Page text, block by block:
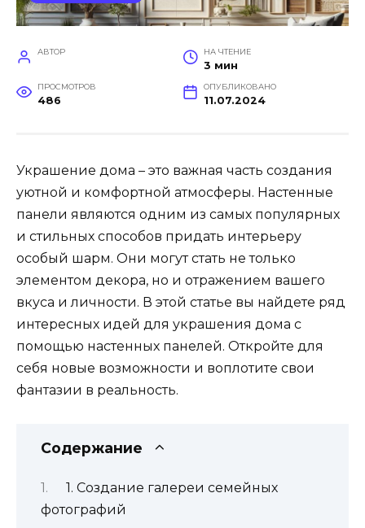
АВТОР НА ЧТЕНИЕ
3 мин
ПРОСМОТРОВ
486
ОПУБЛИКОВАНО
11.07.2024
Украшение дома – это важная часть создания
уютной и комфортной атмосферы. Настенные
панели являются одним из самых популярных
и стильных способов придать интерьеру
особый шарм. Они могут стать не только
элементом декора, но и отражением вашего
вкуса и личности. В этой статье вы найдете ряд
интересных идей для украшения дома с
помощью настенных панелей. Откройте для
себя новые возможности и воплотите свои
фантазии в реальность.
Содержание
1. Создание галереи семейных
фотографий